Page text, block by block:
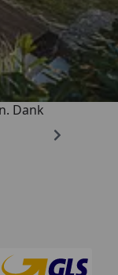
passt
Dank